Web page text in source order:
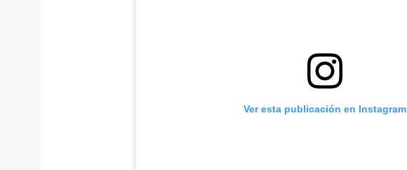
Ver esta publicación en Instagram